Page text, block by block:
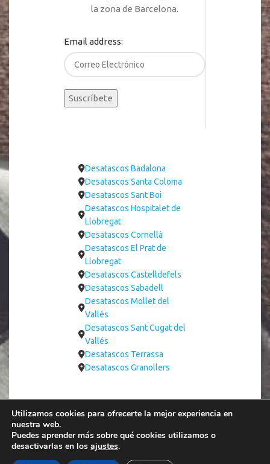
la zona de Barcelona.
Email address:
Desatascos Badalona
Desatascos Santa Coloma
Desatascos Sant Boi
Desatascos Hospitalet de
Llobregat
Desatascos Cornellà
Desatascos El Prat de
Llobregat
Desatascos Castelldefels
Desatascos Sabadell
Desatascos Mollet del
Vallés
Desatascos Sant Cugat del
Vallés
Desatascos Terrassa
Desatascos Granollers
Utilizamos cookies para ofrecerte la mejor experiencia en
nuestra web.
Puedes aprender más sobre qué cookies utilizamos o
desactivarlas en los ajustes.